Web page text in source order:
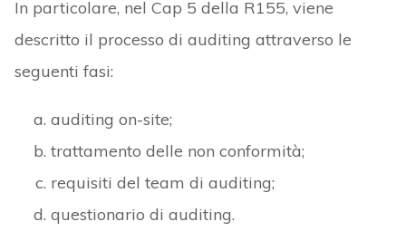
In particolare, nel Cap 5 della R155, viene
descritto il processo di auditing attraverso le
seguenti fasi:
auditing on-site;
trattamento delle non conformità;
requisiti del team di auditing;
questionario di auditing.